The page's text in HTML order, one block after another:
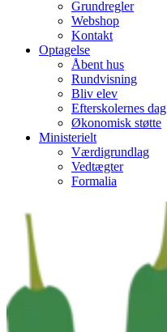
Grundregler
Webshop
Kontakt
Optagelse
Åbent hus
Rundvisning
Bliv elev
Efterskolernes dag
Økonomisk støtte
Ministerielt
Værdigrundlag
Vedtægter
Formalia